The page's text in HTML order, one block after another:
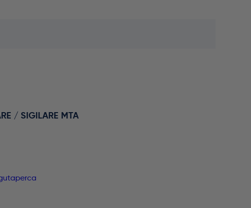
/ SIGILARE MTA